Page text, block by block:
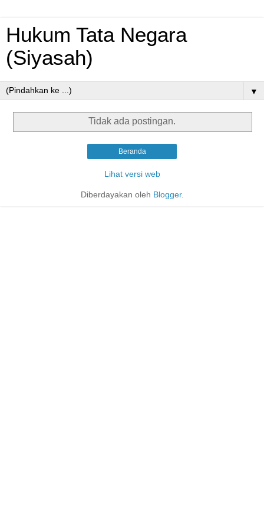
Hukum Tata Negara
(Siyasah)
▼
Tidak ada postingan.
Beranda
Lihat versi web
Diberdayakan oleh Blogger.